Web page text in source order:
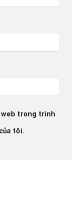
web trong trình
tôi.